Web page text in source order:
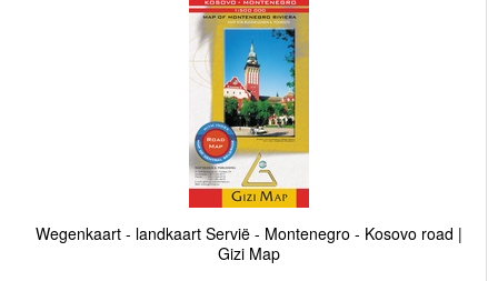
Wegenkaart - landkaart Servië - Montenegro - Kosovo road |
Gizi Map